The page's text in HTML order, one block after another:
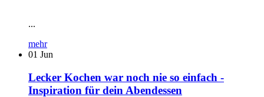
...
mehr
01 Jun
Lecker Kochen war noch nie so einfach -
Inspiration für dein Abendessen